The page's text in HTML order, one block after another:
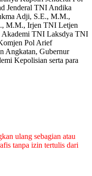
Jenderal TNI Andika
Adji, S.E., M.M.,
M.M., Irjen TNI Letjen
TNI Laksdya TNI
Pol Arief
Angkatan, Gubernur
Kepolisian serta para
ulang sebagian atau
tanpa izin tertulis dari